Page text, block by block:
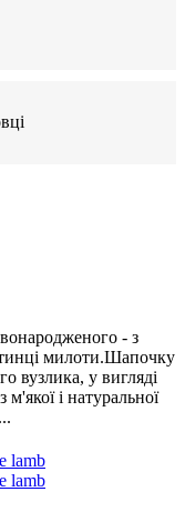
- з
милоти.Шапочку
вузлика, у вигляді
і натуральної